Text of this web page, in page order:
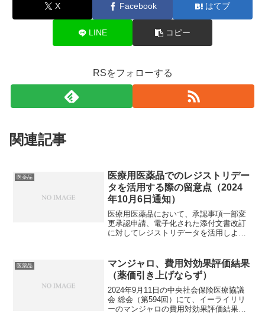
X Facebook はてブ
LINE コピー
RSをフォローする
関連記事
医薬品
医療用医薬品でのレジストリデー
タを活用する際の留意点（2024
年10月6日通知）
医療用医薬品において、承認事項一部変
更承認申請、電子化された添付文書改訂
に対してレジストリデータを活用しよう
電子化された添付文書改訂においてレジ
ストリデータを活用する際...
医薬品
マンジャロ、費用対効果評価結果
（薬価引き上げならず）
2024年9月11日の中央社会保険医療協議
会 総会（第594回）にて、イーライリリ
ーのマンジャロの費用対効果評価結果